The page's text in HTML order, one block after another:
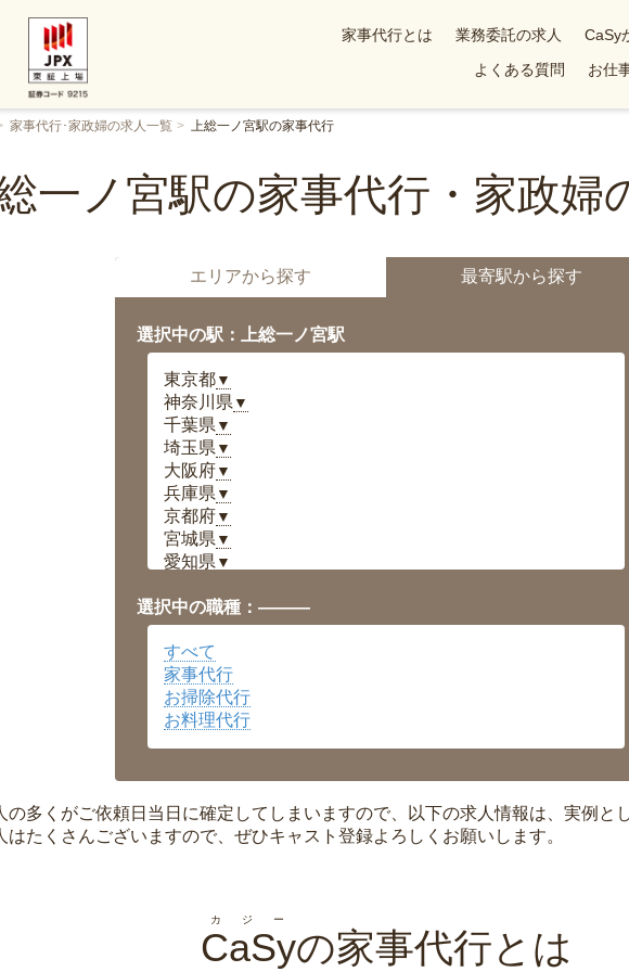
家事代行とは 業務委託の求人 CaSy
よくある質問
お仕
家事代行･家政婦の求人一覧 上総一ノ宮駅の家事代行
総一ノ宮駅の家事代行・家政婦
エリアから探す 最寄駅から探す
選択中の駅：上総一ノ宮駅
東京都▼
神奈川県 ▼
千葉県 ▼
埼玉県 ▼
大阪府▼
兵庫県 ▼
京都府▼
宮城県 ▼
愛知県 ▼
岡山県▼
広島県▼
沖縄県
選択中の職種：———
すべて
家事代行
お掃除代行
お料理代行
の多くがご依頼日当日に確定してしまいますので、以下の求人情報は、実例と
はたくさんございますので、ぜひキャスト登録よろしくお願いします。
CaSy
カジー
の家事代行とは